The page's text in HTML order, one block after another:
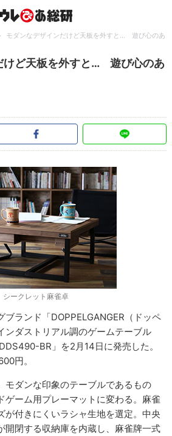
モダンなデザインだけど天板を外すと… 遊び心のあ
けど天板を外すと… 遊び心のあ
シークレット麻雀卓
ブランド「DOPPELGANGER（ドッペ
ンダストリアル調のゲームテーブル
BR」を2月14日に発売した。
円。
モダンな印象のテーブルであるもの
ゲーム用プレーマットに変わる。麻雀
が付きにくいラシャ生地を選定。中央
開閉する収納庫を内蔵し、麻雀牌一式